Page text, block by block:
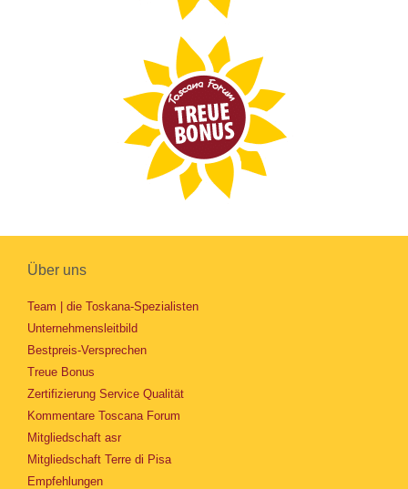
Über uns
Team | die Toskana-Spezialisten
Unternehmensleitbild
Bestpreis-Versprechen
Treue Bonus
Zertifizierung Service Qualität
Kommentare Toscana Forum
Mitgliedschaft asr
Mitgliedschaft Terre di Pisa
Empfehlungen